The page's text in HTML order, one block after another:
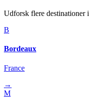
Udforsk flere destinationer
B
Bordeaux
France
→
M